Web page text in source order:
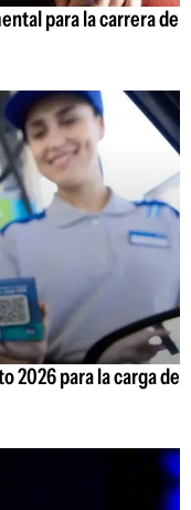
para la carrera de
2026 para la carga de